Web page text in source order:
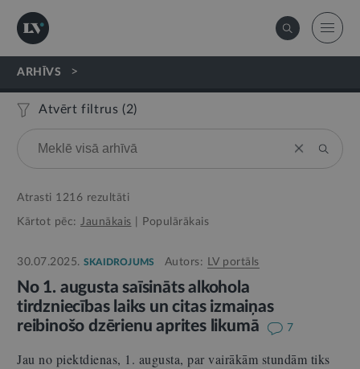
ARHĪVS >
Atvērt filtrus (2)
Atrasti 1216 rezultāti
Kārtot pēc: Jaunākais Populārākais
30.07.2025. SKAIDROJUMS Autors: LV portāls
No 1. augusta saīsināts alkohola
tirdzniecības laiks un citas izmaiņas
reibinošo dzērienu aprites likumā
7
Jau no piektdienas, 1. augusta, par vairākām stundām tiks